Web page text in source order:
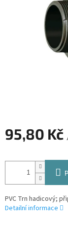
95,80 Kč
cena:
PVC Trn hadicový;
Detailní informace